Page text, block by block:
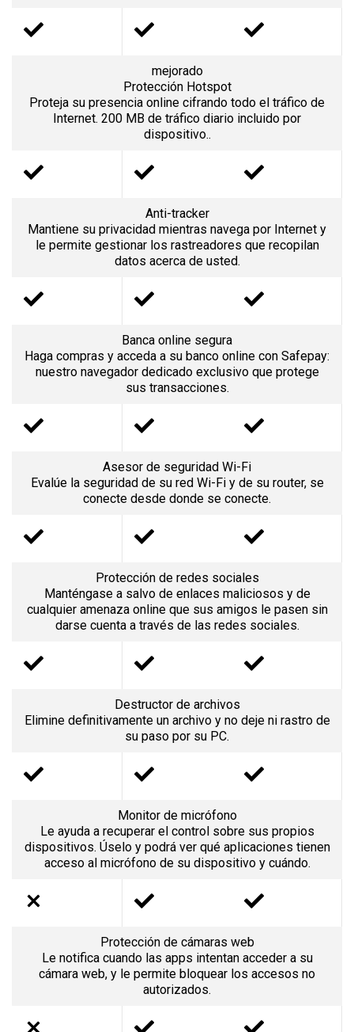
mejorado
Protección Hotspot
Proteja su presencia online cifrando todo el tráfico de
Internet. 200 MB de tráfico diario incluido por
dispositivo..
Anti-tracker
Mantiene su privacidad mientras navega por Internet y
le permite gestionar los rastreadores que recopilan
datos acerca de usted.
Banca online segura
Haga compras y acceda a su banco online con Safepay:
nuestro navegador dedicado exclusivo que protege
sus transacciones.
Asesor de seguridad Wi-Fi
Evalúe la seguridad de su red Wi-Fi y de su router, se
conecte desde donde se conecte.
Protección de redes sociales
Manténgase a salvo de enlaces maliciosos y de
cualquier amenaza online que sus amigos le pasen sin
darse cuenta a través de las redes sociales.
Destructor de archivos
Elimine definitivamente un archivo y no deje ni rastro de
su paso por su PC.
Monitor de micrófono
Le ayuda a recuperar el control sobre sus propios
dispositivos. Úselo y podrá ver qué aplicaciones tienen
acceso al micrófono de su dispositivo y cuándo.
Protección de cámaras web
Le notifica cuando las apps intentan acceder a su
cámara web, y le permite bloquear los accesos no
autorizados.